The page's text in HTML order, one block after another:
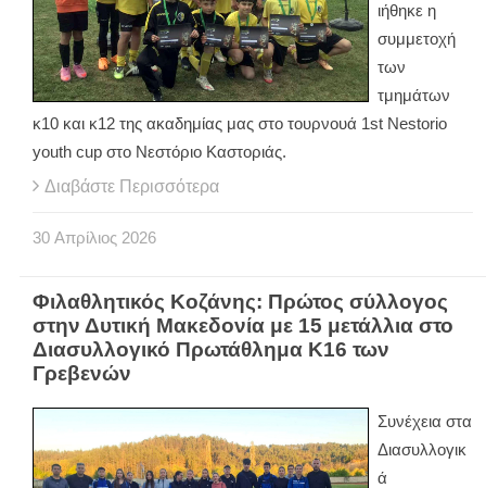
ιήθηκε η
συμμετοχή
των
τμημάτων
κ10 και κ12 της ακαδημίας μας στο τουρνουά 1st Nestorio
youth cup στο Νεστόριο Καστοριάς.
Διαβάστε Περισσότερα
30 Απρίλιος 2026
Φιλαθλητικός Κοζάνης: Πρώτος σύλλογος
στην Δυτική Μακεδονία με 15 μετάλλια στο
Διασυλλογικό Πρωτάθλημα Κ16 των
Γρεβενών
Συνέχεια στα
Διασυλλογικ
ά